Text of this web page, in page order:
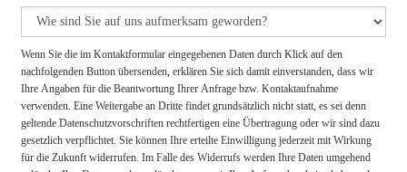
Wenn Sie die im Kontaktformular eingegebenen Daten durch Klick auf den
nachfolgenden Button übersenden, erklären Sie sich damit einverstanden, dass wir
Ihre Angaben für die Beantwortung Ihrer Anfrage bzw. Kontaktaufnahme
verwenden. Eine Weitergabe an Dritte findet grundsätzlich nicht statt, es sei denn
geltende Datenschutzvorschriften rechtfertigen eine Übertragung oder wir sind dazu
gesetzlich verpflichtet. Sie können Ihre erteilte Einwilligung jederzeit mit Wirkung
für die Zukunft widerrufen. Im Falle des Widerrufs werden Ihre Daten umgehend